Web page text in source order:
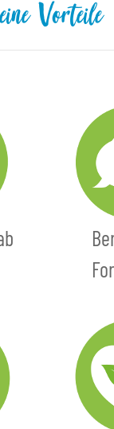
Vorteile